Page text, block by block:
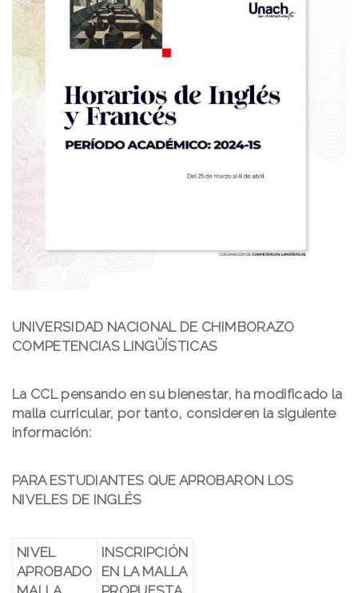
UNIVERSIDAD NACIONAL DE CHIMBORAZO
COMPETENCIAS LINGÜÍSTICAS
La CCL pensando en su bienestar, ha modificado la
malla curricular, por tanto, consideren la siguiente
información:
PARA ESTUDIANTES QUE APROBARON LOS
NIVELES DE INGLÉS
NIVEL
APROBADO
INSCRIPCIÓN
EN LA MALLA